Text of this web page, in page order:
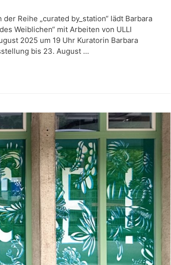
Reihe „curated by_station“ lädt Barbara
Weiblichen“ mit Arbeiten von ULLI
2025 um 19 Uhr Kuratorin Barbara
bis 23. August …